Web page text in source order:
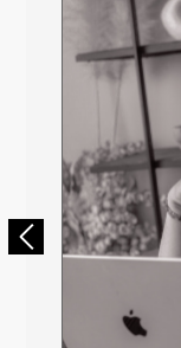
Número de